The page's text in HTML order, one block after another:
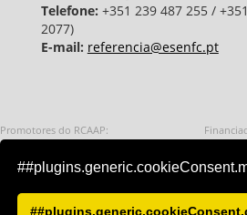
Telefone: +351 239 487 255 /
2077)
E-mail: referencia@esenfc.pt
Promotores do RCAAP:
Fundação para